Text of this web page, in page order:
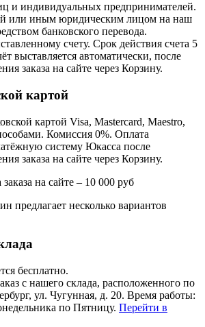
и индивидуальных предпринимателей.
или иным юридическим лицом на наш
банковского перевода.
счету. Срок действия счета 5
выставляется автоматически, после
заказа на сайте через Корзину.
картой
картой Visa, Mastercard, Maestro,
Комиссия 0%. Оплата
систему Юкасса после
заказа на сайте через Корзину.
на сайте – 10 000 руб
предлагает несколько вариантов
бесплатно.
с нашего склада, расположенного по
ул. Чугунная, д. 20. Время работы:
по Пятницу. Перейти в